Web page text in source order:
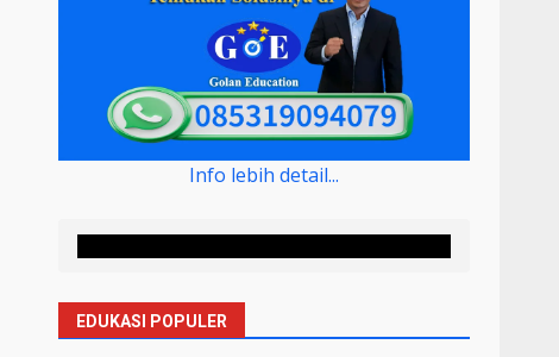
Info lebih detail...
EDUKASI POPULER